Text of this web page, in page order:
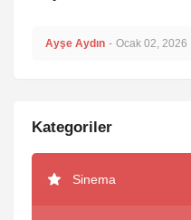
Ayşe Aydın - Ocak 02, 2026
Kategoriler
Sinema